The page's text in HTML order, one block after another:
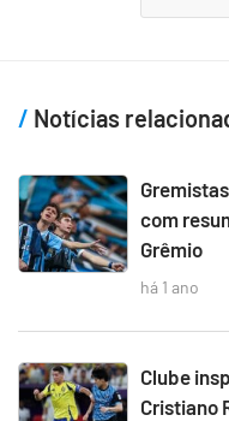
Notícias
com
Grêmio
há 1 ano
Clube
Cristiano